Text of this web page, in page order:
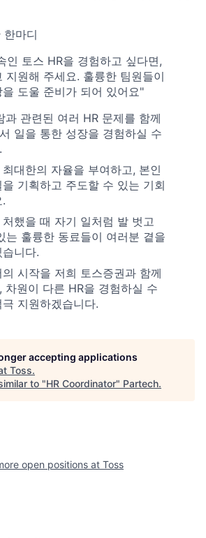
한마디
인 토스 HR을 경험하고 싶다면,
지원해 주세요. 훌륭한 팀원들이
도울 준비가 되어 있어요"
과 관련된 여러 HR 문제를 함께
일을 통한 성장을 경험하실 수
대한의 자율을 부여하고, 본인
기획하고 주도할 수 있는 기회
처했을 때 자기 일처럼 발 벗고
는 훌륭한 동료들이 여러분 곁을
니다.
의 시작을 저희 토스증권과 함께
차원이 다른 HR을 경험하실 수
지원하겠습니다.
accepting applications
Toss.
to "HR Coordinator" Partech.
open positions at Toss